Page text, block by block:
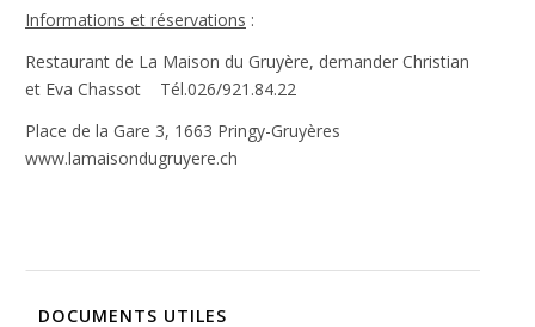
Informations et réservations :
Restaurant de La Maison du Gruyère, demander Christian
et Eva Chassot Tél.026/921.84.22
Place de la Gare 3, 1663 Pringy-Gruyères
www.lamaisondugruyere.ch
DOCUMENTS UTILES